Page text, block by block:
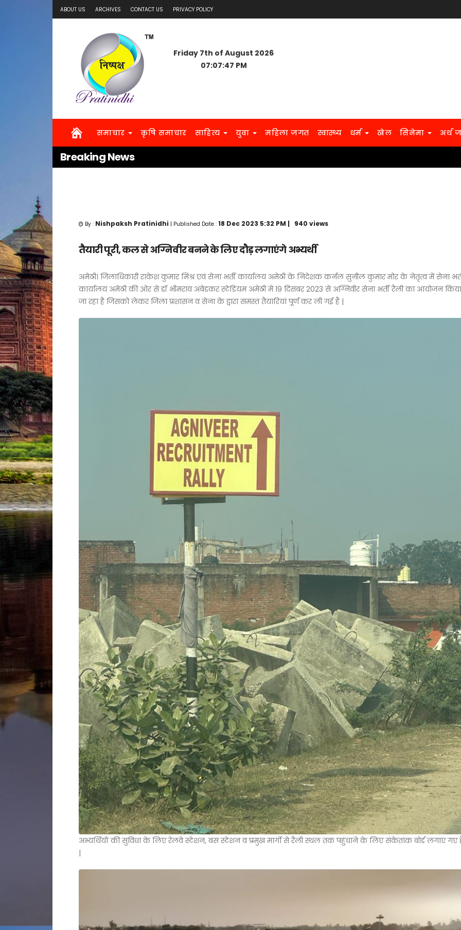
ABOUT US ARCHIVES CONTACT US PRIVACY POLICY
Friday 7th of August 2026
07:07:47 PM
समाचार कृषि समाचार साहित्य युवा महिला जगत स्वास्थ्य धर्म खेल सिनेमा अर्थ
Breaking News
By : Nishpaksh Pratinidhi | Published Date : 18 Dec 2023 5:32 PM | 940 views
तैयारी पूरी, कल से अग्निवीर बनने के लिए दौड़ लगाएंगे अभ्यर्थी
अमेठी। जिलाधिकारी राकेश कुमार मिश्र एवं सेना भर्ती कार्यालय अमेठी के निदेशक कर्नल सुनील कुमार मोर के नेतृत्व में सेना
कार्यालय अमेठी की ओर से डॉ भीमराव अंबेडकर स्टेडियम अमेठी में 19 दिसंबर 2023 से अग्निवीर सेना भर्ती रैली का आयोजन किया
जा रहा है जिसको लेकर जिला प्रशासन व सेना के द्वारा समस्त तैयारियां पूर्ण कर ली गई हैं |
अभ्यर्थियों की सुविधा के लिए रेलवे स्टेशन, बस स्टेशन व प्रमुख मार्गो से रैली स्थल तक पहुंचाने के लिए संकेतांक बोर्ड लगाए गए
|